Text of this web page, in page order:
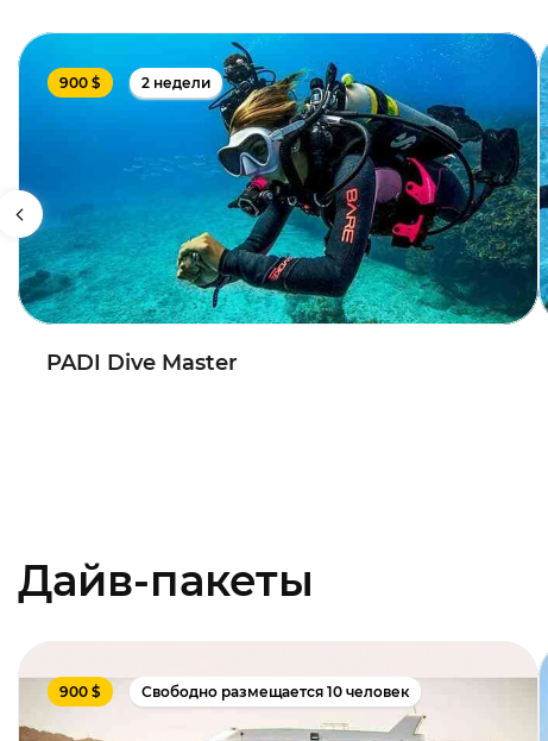
900 $ 2 недели
PADI Dive Master
Дайв-пакеты
900 $ Свободно размещается 10 человек